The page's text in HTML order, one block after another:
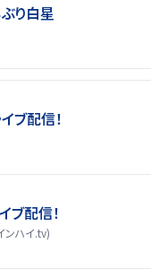
り白星
ブ配信！
ブ配信！
ンハイ.tv)